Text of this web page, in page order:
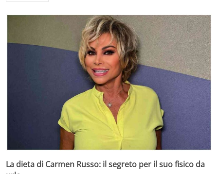
La dieta di Carmen Russo: il segreto per il suo fisico da